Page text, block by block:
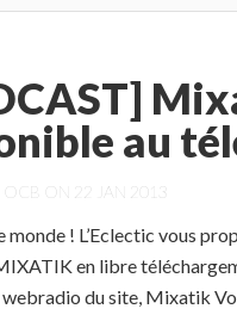
au
OCB ON 22 JAN 2013
monde ! L’Eclectic vous
en libre
du site, Mixatik